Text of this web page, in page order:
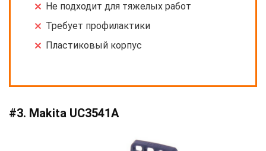
Не подходит для тяжелых работ
Требует профилактики
Пластиковый корпус
#3. Makita UC3541A